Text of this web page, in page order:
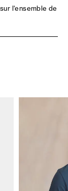
l'ensemble de